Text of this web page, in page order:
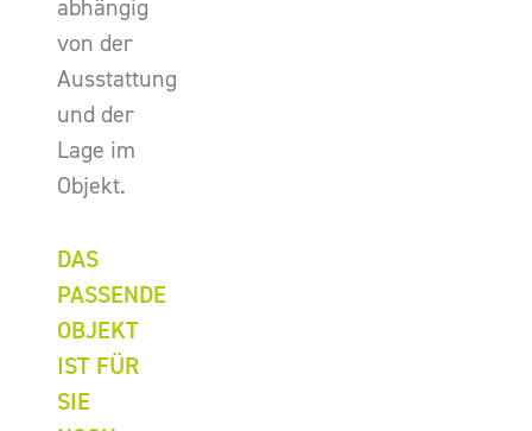
abhängig
von der
Ausstattung
und der
Lage im
Objekt.
DAS
PASSENDE
OBJEKT
IST FÜR
SIE